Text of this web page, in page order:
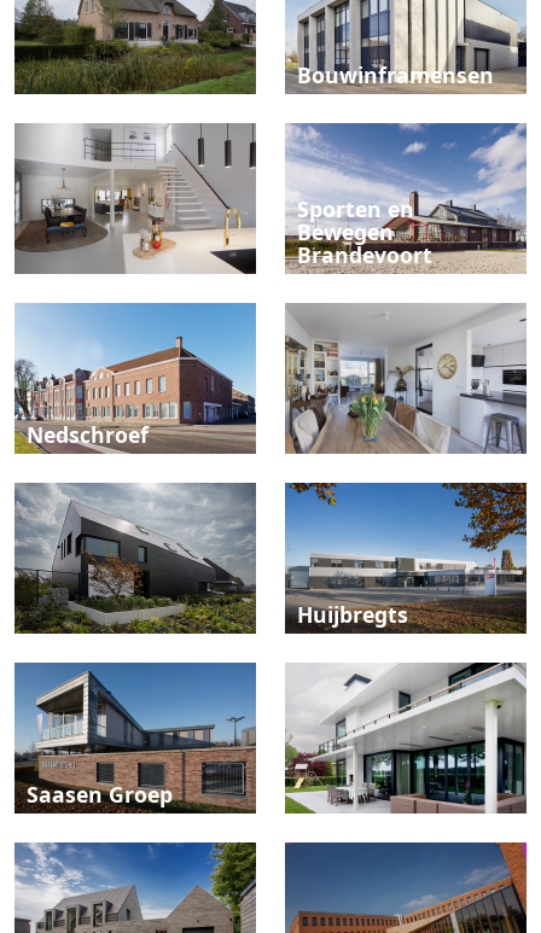
Bouwinframensen
Sporten en
Bewegen
Brandevoort
Nedschroef
Huijbregts
Saasen Groep